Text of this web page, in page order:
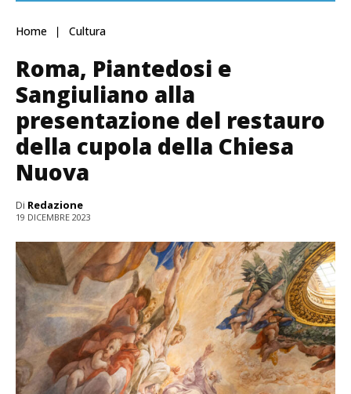
Home Cultura
Roma, Piantedosi e
Sangiuliano alla
presentazione del restauro
della cupola della Chiesa
Nuova
Di Redazione
19 DICEMBRE 2023